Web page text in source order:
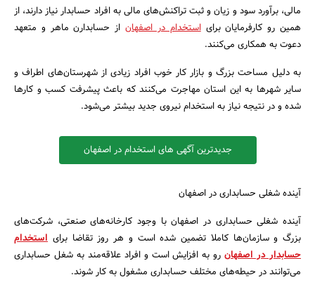
مالی، برآورد سود و زیان و ثبت تراکنش‌های مالی به افراد حسابدار نیاز دارند، از
همین رو کارفرمایان برایاستخدام در اصفهاناز حسابدارن ماهر و متعهد
دعوت به همکاری می‌کنند.
به دلیل مساحت بزرگ و بازار کار خوب افراد زیادی از شهرستان‌های اطراف و
سایر شهرها به این استان مهاجرت می‌کنند که باعث پیشرفت کسب و کارها
شده و در نتیجه نیاز به استخدام نیروی جدید بیشتر می‌شود.
جدیدترین آگهی های استخدام در اصفهان
آینده شغلی حسابداری در اصفهان
آینده شغلی حسابداری در اصفهان با وجود کارخانه‌های صنعتی، شرکت‌های
بزرگ و سازمان‌ها کاملا تضمین شده است و هر روز تقاضا برای استخدام
حسابدار در اصفهانرو به افزایش است و افراد علاقه‌مند به شغل حسابداری
می‌توانند در حیطه‌های مختلف حسابداری مشغول به کار شوند.